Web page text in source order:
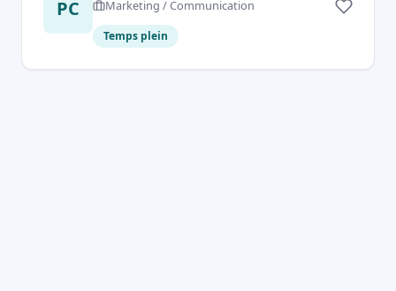
PC Marketing / Communication
Temps plein